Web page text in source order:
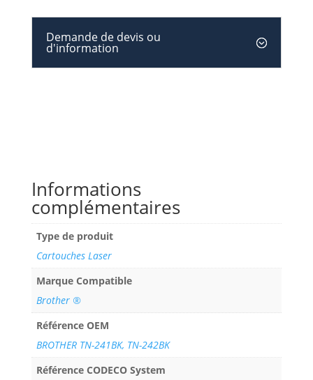
Demande de devis ou
d'information
Informations
complémentaires
Type de produit
Cartouches Laser
Marque Compatible
Brother ®
Référence OEM
BROTHER TN-241BK, TN-242BK
Référence CODECO System